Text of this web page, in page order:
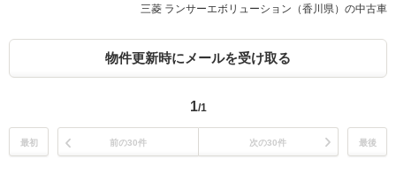
三菱 ランサーエボリューション（香川県）の中古車
物件更新時にメールを受け取る
1/1
最初 前の30件 次の30件 最後